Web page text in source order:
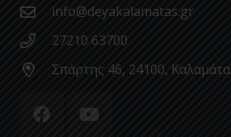
info@deyakalamatas.gr
27210 63700
Σπάρτης 46, 24100, Καλαμάτα